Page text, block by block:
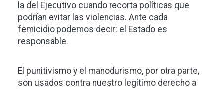
la del Ejecutivo cuando recorta políticas que
podrían evitar las violencias. Ante cada
femicidio podemos decir: el Estado es
responsable.
El punitivismo y el manodurismo, por otra parte,
son usados contra nuestro legítimo derecho a